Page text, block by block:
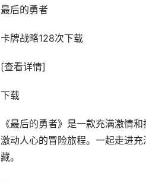
最后的勇者
卡牌战略128次下载
[查看详情]
下载
《最后的勇者》是一款充满激情
激动人心的冒险旅程。一起走进
藏。